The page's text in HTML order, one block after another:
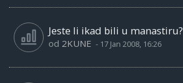
Jeste li ikad bili u manastiru?
od 2KUNE - 17 Jan 2008, 16:26